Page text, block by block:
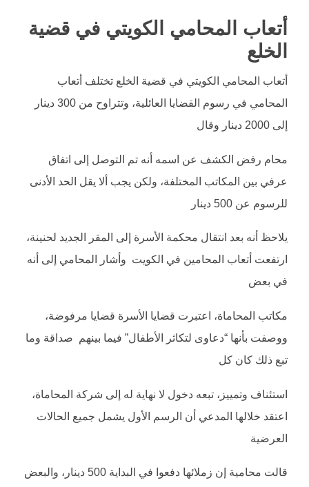
أتعاب المحامي الكويتي في قضية
الخلع
أتعاب المحامي الكويتي في قضية الخلع تختلف أتعاب
المحامي في رسوم القضايا العائلية، وتتراوح من 300 دينار
إلى 2000 دينار وقال
محام رفض الكشف عن اسمه أنه تم التوصل إلى اتفاق
عرفي بين المكاتب المختلفة، ولكن يجب ألا يقل الحد الأدنى
للرسوم عن 500 دينار
يلاحظ أنه بعد انتقال محكمة الأسرة إلى المقر الجديد لحنينة،
ارتفعت أتعاب المحامين في الكويت وأشار المحامي إلى أنه
في بعض
مكاتب المحاماة، اعتبرت قضايا الأسرة قضايا مرفوضة،
ووصفت بأنها “دعاوى لتكاثر الأطفال” فيما بينهم صداقة وما
تبع ذلك كان كل
استئناف وتمييز، تبعه دخول لا نهاية له إلى شركة المحاماة،
اعتقد خلالها المدعي أن الرسم الأول يشمل جميع الحالات
العرضية
قالت محامية إن زملائها دفعوا في البداية 500 دينار، والبعض